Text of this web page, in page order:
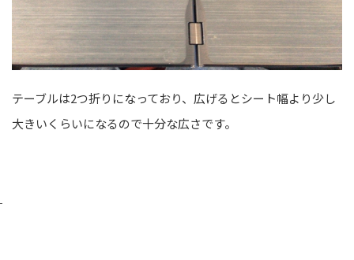
テーブルは2つ折りになっており、広げるとシート幅より少し
大きいくらいになるので十分な広さです。